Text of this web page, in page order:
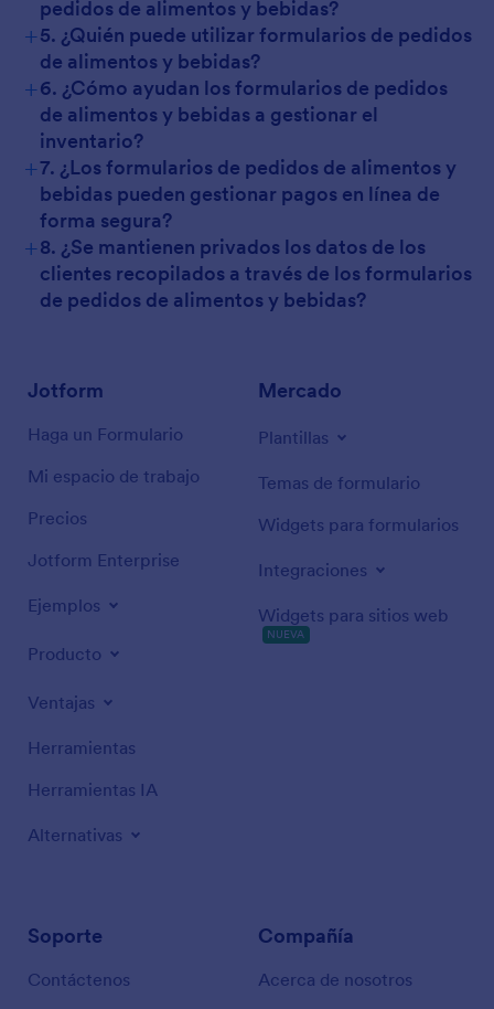
pedidos de alimentos y bebidas?
+5. ¿Quién puede utilizar formularios de pedidos
de alimentos y bebidas?
+6. ¿Cómo ayudan los formularios de pedidos
de alimentos y bebidas a gestionar el
inventario?
+7. ¿Los formularios de pedidos de alimentos y
bebidas pueden gestionar pagos en línea de
forma segura?
+8. ¿Se mantienen privados los datos de los
clientes recopilados a través de los formularios
de pedidos de alimentos y bebidas?
Jotform
Haga un Formulario
Mi espacio de trabajo
Precios
Jotform Enterprise
Ejemplos
Producto
Ventajas
Herramientas
Herramientas IA
Alternativas
Mercado
Plantillas
Temas de formulario
Widgets para formularios
Integraciones
Widgets para sitios web
NUEVA
Soporte
Contáctenos
Compañía
Acerca de nosotros